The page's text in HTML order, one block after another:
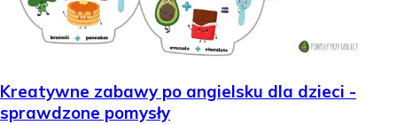
Kreatywne zabawy po angielsku dla dzieci -
sprawdzone pomysły